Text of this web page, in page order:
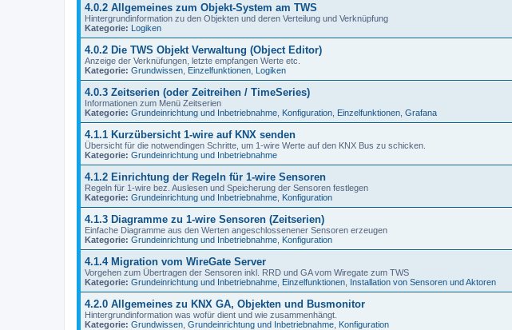
4.0.2 Allgemeines zum Objekt-System am TWS
Hintergrundinformation zu den Objekten und deren Verteilung und Verknüpfung
Kategorie: Logiken
4.0.2 Die TWS Objekt Verwaltung (Object Editor)
Anzeige der Verknüfungen, letzte empfangen Werte etc.
Kategorie: Grundwissen Einzelfunktionen Logiken
4.0.3 Zeitserien (oder Zeitreihen / TimeSeries)
Informationen zum Menü Zeitserien
Kategorie: Grundeinrichtung und Inbetriebnahme Konfiguration Einzelfunktionen Grafana
4.1.1 Kurzübersicht 1-wire auf KNX senden
Übersicht für die notwendingen Schritte, um 1-wire Werte auf den KNX Bus zu schicken.
Kategorie: Grundeinrichtung und Inbetriebnahme
4.1.2 Einrichtung der Regeln für 1-wire Sensoren
Regeln für 1-wire bez. Auslesen und Speicherung der Sensoren festlegen
Kategorie: Grundeinrichtung und Inbetriebnahme Konfiguration
4.1.3 Diagramme zu 1-wire Sensoren (Zeitserien)
Einfache Diagramme aus den Werten angeschlossenener Sensoren erzeugen
Kategorie: Grundeinrichtung und Inbetriebnahme Konfiguration
4.1.4 Migration vom WireGate Server
Vorgehen zum Übertragen der Sensoren inkl. RRD und GA vom Wiregate zum TWS
Kategorie: Grundeinrichtung und Inbetriebnahme Einzelfunktionen Installation von Sensoren und Aktoren
4.2.0 Allgemeines zu KNX GA, Objekten und Busmonitor
Hintergrundinformation was wofür dient und wie zusammenhängt.
Kategorie: Grundwissen Grundeinrichtung und Inbetriebnahme Konfiguration